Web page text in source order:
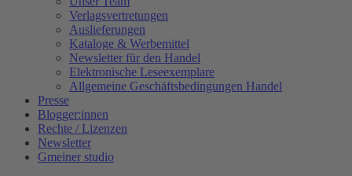
Verlagsvertretungen
Auslieferungen
Kataloge & Werbemittel
Newsletter für den Handel
Elektronische Leseexemplare
Allgemeine Geschäftsbedingungen Handel
Presse
Blogger:innen
Rechte / Lizenzen
Newsletter
Gmeiner studio